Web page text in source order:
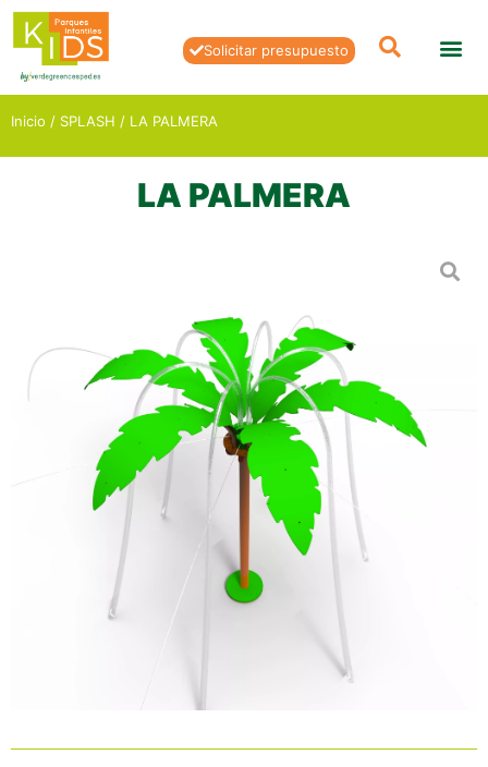
Solicitar presupuesto
Inicio / SPLASH / LA PALMERA
LA PALMERA